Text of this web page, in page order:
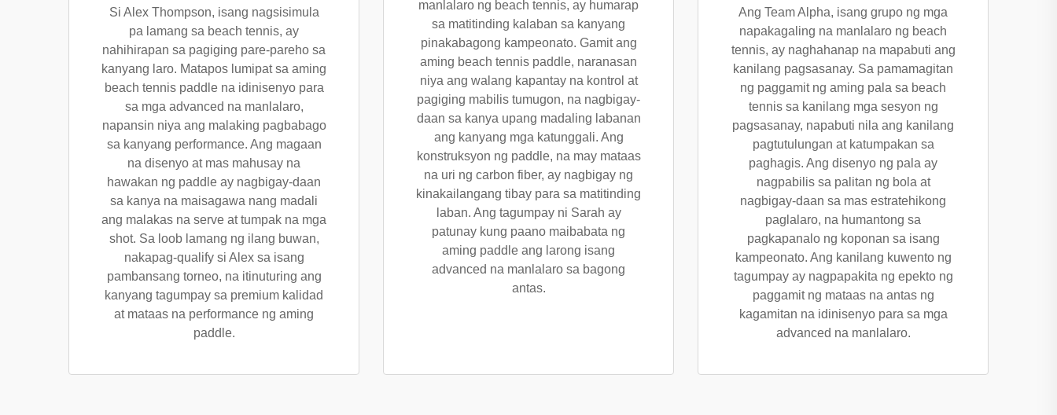
Si Alex Thompson, isang nagsisimula
pa lamang sa beach tennis, ay
nahihirapan sa pagiging pare-pareho sa
kanyang laro. Matapos lumipat sa aming
beach tennis paddle na idinisenyo para
sa mga advanced na manlalaro,
napansin niya ang malaking pagbabago
sa kanyang performance. Ang magaan
na disenyo at mas mahusay na
hawakan ng paddle ay nagbigay-daan
sa kanya na maisagawa nang madali
ang malakas na serve at tumpak na mga
shot. Sa loob lamang ng ilang buwan,
nakapag-qualify si Alex sa isang
pambansang torneo, na itinuturing ang
kanyang tagumpay sa premium kalidad
at mataas na performance ng aming
paddle.
manlalaro ng beach tennis, ay humarap
sa matitinding kalaban sa kanyang
pinakabagong kampeonato. Gamit ang
aming beach tennis paddle, naranasan
niya ang walang kapantay na kontrol at
pagiging mabilis tumugon, na nagbigay-
daan sa kanya upang madaling labanan
ang kanyang mga katunggali. Ang
konstruksyon ng paddle, na may mataas
na uri ng carbon fiber, ay nagbigay ng
kinakailangang tibay para sa matitinding
laban. Ang tagumpay ni Sarah ay
patunay kung paano maibabata ng
aming paddle ang larong isang
advanced na manlalaro sa bagong
antas.
Ang Team Alpha, isang grupo ng mga
napakagaling na manlalaro ng beach
tennis, ay naghahanap na mapabuti ang
kanilang pagsasanay. Sa pamamagitan
ng paggamit ng aming pala sa beach
tennis sa kanilang mga sesyon ng
pagsasanay, napabuti nila ang kanilang
pagtutulungan at katumpakan sa
paghagis. Ang disenyo ng pala ay
nagpabilis sa palitan ng bola at
nagbigay-daan sa mas estratehikong
paglalaro, na humantong sa
pagkapanalo ng koponan sa isang
kampeonato. Ang kanilang kuwento ng
tagumpay ay nagpapakita ng epekto ng
paggamit ng mataas na antas ng
kagamitan na idinisenyo para sa mga
advanced na manlalaro.